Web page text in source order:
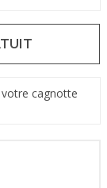
votre cagnotte